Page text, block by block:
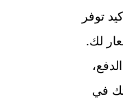
توفر
لك.
في